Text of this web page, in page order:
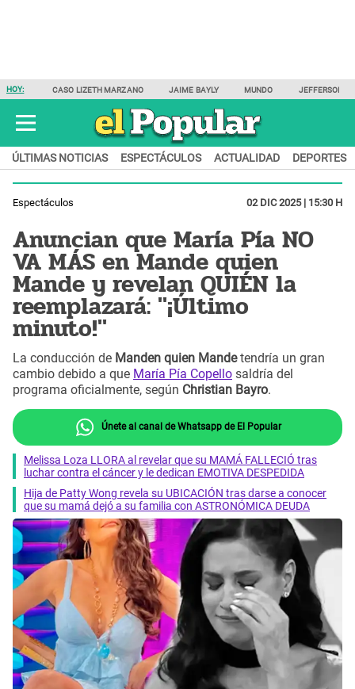
HOY: CASO LIZETH MARZANO JAIME BAYLY MUNDO JEFFERSON
ÚLTIMAS NOTICIAS ESPECTÁCULOS ACTUALIDAD DEPORTES
Espectáculos 02 DIC 2025 | 15:30 H
Anuncian que María Pía NO
VA MÁS en Mande quien
Mande y revelan QUIÉN la
reemplazará: "¡Último
minuto!"
La conducción de Manden quien Mandetendría un gran
cambio debido a que María Pía Copello saldría del
programa oficialmente, según Christian Bayro.
Únete al canal de Whatsapp de El Popular
Melissa Loza LLORA al revelar que su MAMÁ FALLECIÓ tras
luchar contra el cáncer y le dedican EMOTIVA DESPEDIDA
Hija de Patty Wong revela su UBICACIÓN tras darse a conocer
que su mamá dejó a su familia con ASTRONÓMICA DEUDA